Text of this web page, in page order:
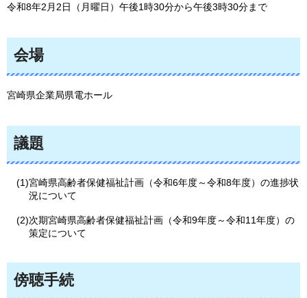
令和8年2月2日（月曜日）午後1時30分から午後3時30分まで
会場
宮崎県企業局県電ホール
議題
(1)宮崎県高齢者保健福祉計画（令和6年度～令和8年度）の進捗状
況について
(2)次期宮崎県高齢者保健福祉計画（令和9年度～令和11年度）の
策定について
傍聴手続